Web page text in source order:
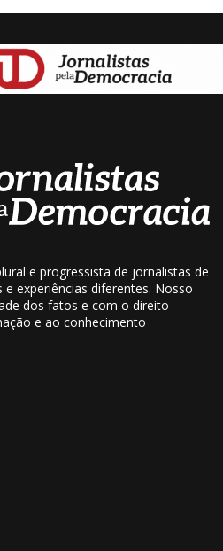
e progressista de jornalistas de
experiências diferentes. Nosso
dos fatos e com o direito
e ao conhecimento